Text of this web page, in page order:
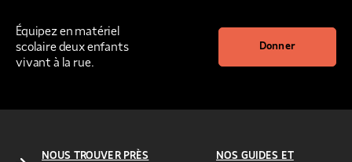
Équipez en matériel
scolaire deux enfants
vivant à la rue.
Donner
NOUS TROUVER PRÈS
NOS GUIDES ET